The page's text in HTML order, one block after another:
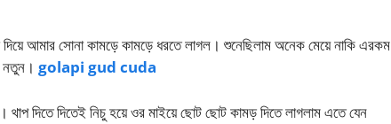
আমার সোনা কামড়ে কামড়ে ধরতে লাগল। শুনেছিলাম অনেক মেয়ে নাকি এরকম
নতুন। golapi gud cuda
দিতে দিতেই নিচু হয়ে ওর মাইয়ে ছোট ছোট কামড় দিতে লাগলাম এতে যেন